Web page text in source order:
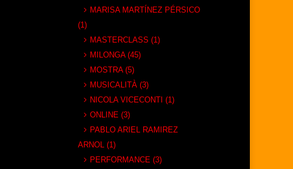
MARISA MARTÍNEZ PÉRSICO
(1)
MASTERCLASS (1)
MILONGA (45)
MOSTRA (5)
MUSICALITÀ (3)
NICOLA VICECONTI (1)
ONLINE (3)
PABLO ARIEL RAMIREZ
ARNOL (1)
PERFORMANCE (3)